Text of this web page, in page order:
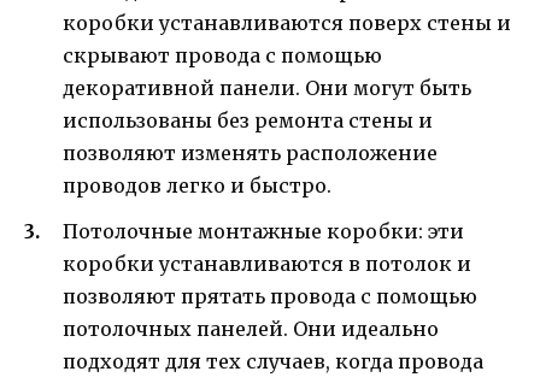
коробки устанавливаются поверх стены и
скрывают провода с помощью
декоративной панели. Они могут быть
использованы без ремонта стены и
позволяют изменять расположение
проводов легко и быстро.
Потолочные монтажные коробки: эти
коробки устанавливаются в потолок и
позволяют прятать провода с помощью
потолочных панелей. Они идеально
подходят для тех случаев, когда провода